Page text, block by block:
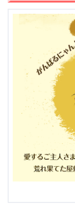
眠って
名作ゴ
チーフで可
『猫のニャ
5. 『猫のニャ